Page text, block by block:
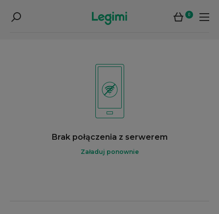
0
Brak połączenia z serwerem
Załaduj ponownie